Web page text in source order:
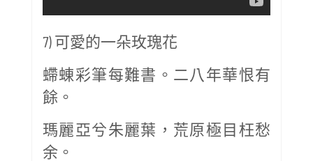
7) 可愛的一朵玫瑰花
螮蝀彩筆每難書。二八年華恨有
餘。
瑪麗亞兮朱麗葉，荒原極目枉愁
余。